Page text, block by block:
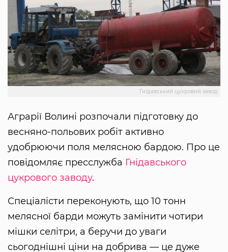
Гнідавський цукровий завод
Аграрії Волині розпочали підготовку до
весняно-польових робіт активно
удобрюючи поля мелясною бардою. Про це
повідомляє пресслужба Гнідавського
цукрового заводу.
Спеціалісти переконують, що 10 тонн
мелясної барди можуть замінити чотири
мішки селітри, а беручи до уваги
сьогоднішні ціни на добрива — це дуже